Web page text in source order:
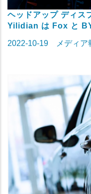
ヘッドアップ ディス
Yilidian は Fox と
2022-10-19 メディア